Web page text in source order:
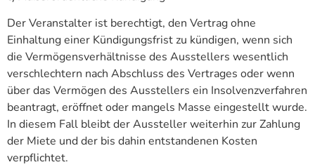
Der Veranstalter ist berechtigt, den Vertrag ohne
Einhaltung einer Kündigungsfrist zu kündigen, wenn sich
die Vermögensverhältnisse des Ausstellers wesentlich
verschlechtern nach Abschluss des Vertrages oder wenn
über das Vermögen des Ausstellers ein Insolvenzverfahren
beantragt, eröffnet oder mangels Masse eingestellt wurde.
In diesem Fall bleibt der Aussteller weiterhin zur Zahlung
der Miete und der bis dahin entstandenen Kosten
verpflichtet.